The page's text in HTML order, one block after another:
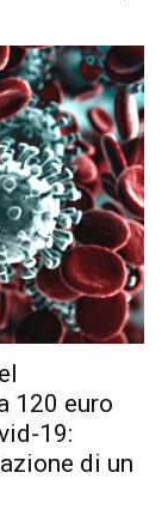
120 euro
19:
di un